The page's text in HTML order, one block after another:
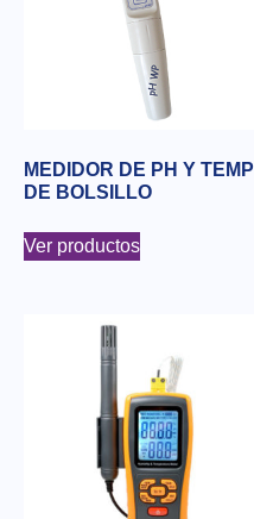
MEDIDOR DE PH Y TEMP
DE BOLSILLO
Ver productos